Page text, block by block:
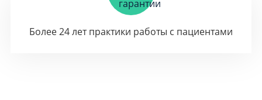
Более 24 лет практики работы с пациентами